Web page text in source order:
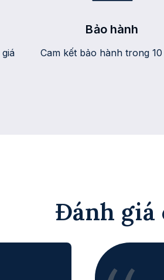
Bảo hành
Cam kết bảo hành trong
Đánh giá